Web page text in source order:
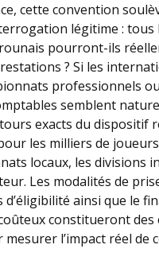
cette convention
légitime : tous
pourront-ils
? Si les
professionnels
semblent
exacts du dispositif
les milliers de
locaux, les divisions
Les modalités de
ainsi que le
constitueront des
l’impact réel de